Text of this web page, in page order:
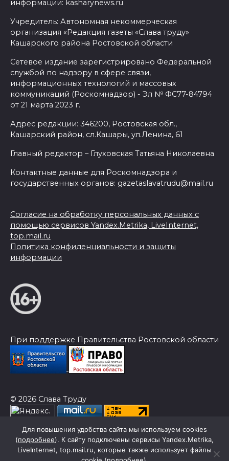
информации: kasharynews.ru
Учредитель: Автономная некоммерческая
организация «Редакция газеты «Слава труду»
Кашарского района Ростовской области
Сетевое издание зарегистрировано Федеральной
службой по надзору в сфере связи,
информационных технологий и массовых
коммуникаций (Роскомнадзор) - Эл № ФС77-84794
от 21 марта 2023 г.
Адрес редакции: 346200, Ростовская обл.,
Кашарский район, сл.Кашары, ул.Ленина, 61
Главный редактор – Глуховская Татьяна Николаевна
Контактные данные для Роскомнадзора и
государственных органов: gazetaslavatrudu@mail.ru
Согласие на обработку персональных данных с
помощью сервисов Yandex.Metrika, LiveInternet,
top.mail.ru
Политика конфиденциальности и защиты
информации
При поддержке Правительства Ростовской области
© 2026 Слава Труду
Для повышения удобства сайта мы используем cookies
(подробнее). К сайту подключены сервисы Yandex.Metrika,
LiveInternet, top.mail.ru, которые также использует файлы